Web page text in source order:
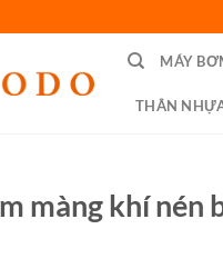
MÁY
THÂN
màng khí nén